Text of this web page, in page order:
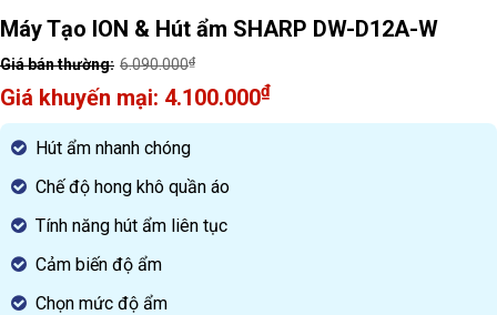
Máy Tạo ION & Hút ẩm SHARP DW-D12A-W
6.090.000₫
Original
price
was:
6.090.000₫.
4.100.000₫
Current
price
is:
4.100.000₫.
Hút ẩm nhanh chóng
Chế độ hong khô quần áo
Tính năng hút ẩm liên tục
Cảm biến độ ẩm
Chọn mức độ ẩm